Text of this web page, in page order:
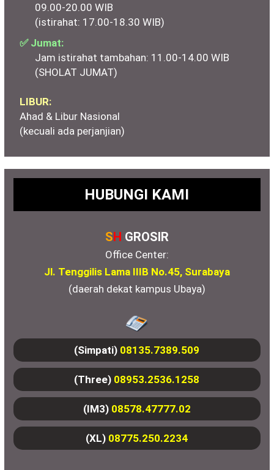
09.00-20.00 WIB
(istirahat: 17.00-18.30 WIB)
✅ Jumat:
Jam istirahat tambahan: 11.00-14.00 WIB
(SHOLAT JUMAT)
LIBUR:
Ahad & Libur Nasional
(kecuali ada perjanjian)
HUBUNGI KAMI
SH GROSIR
Office Center:
Jl. Tenggilis Lama IIIB No.45, Surabaya
(daerah dekat kampus Ubaya)
(Simpati) 08135.7389.509
(Three) 08953.2536.1258
(IM3) 08578.47777.02
(XL) 08775.250.2234